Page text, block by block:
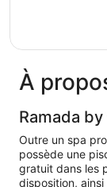
À
Ramada
Outre un spa
possède une
gratuit dans les
disposition,